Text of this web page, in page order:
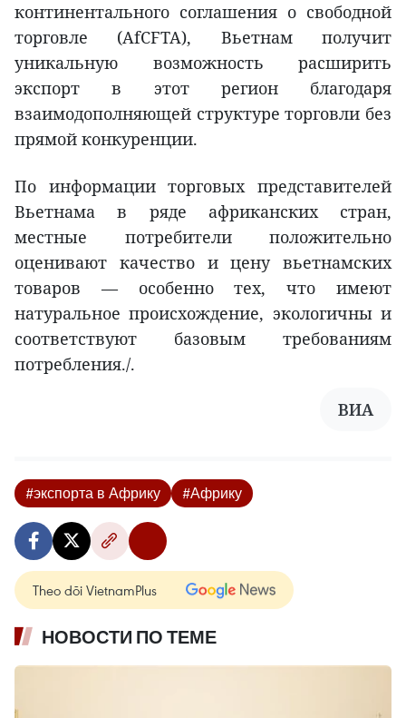
континентального соглашения о свободной
торговле (AfCFTA), Вьетнам получит
уникальную возможность расширить
экспорт в этот регион благодаря
взаимодополняющей структуре торговли без
прямой конкуренции.
По информации торговых представителей
Вьетнама в ряде африканских стран,
местные потребители положительно
оценивают качество и цену вьетнамских
товаров — особенно тех, что имеют
натуральное происхождение, экологичны и
соответствуют базовым требованиям
потребления./.
ВИА
#экспорта в Африку #Африку
Theo dõi VietnamPlus
НОВОСТИ ПО ТЕМЕ